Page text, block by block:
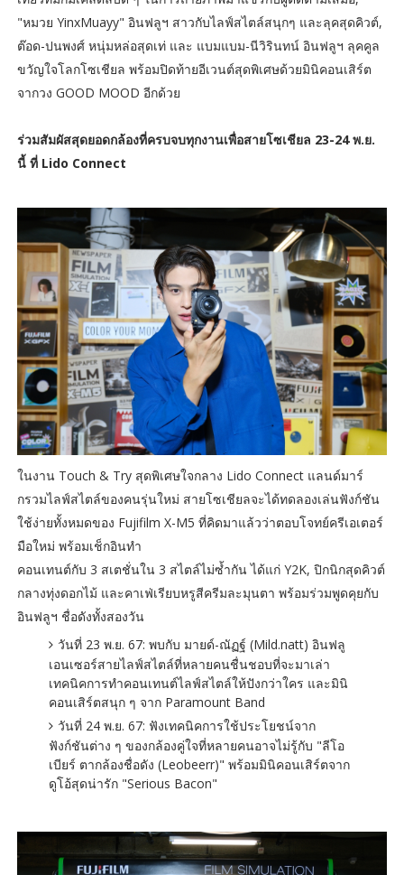
"หมวย YinxMuayy" อินฟลูฯ สาวกับไลฟ์สไตล์สนุกๆ และลุคสุดคิวต์,
ต๊อด-ปนพงศ์ หนุ่มหล่อสุดเท่ และ แบมแบม-นีวิรินทน์ อินฟลูฯ ลุคคูล
ขวัญใจโลกโซเชียล พร้อมปิดท้ายอีเวนต์สุดพิเศษด้วยมินิคอนเสิร์ต
จากวง GOOD MOOD อีกด้วย
ร่วมสัมผัสสุดยอดกล้องที่ครบจบทุกงานเพื่อสายโซเชียล 23-24 พ.ย.
นี้ ที่ Lido Connect
ในงาน Touch & Try สุดพิเศษใจกลาง Lido Connect แลนด์มาร์
กรวมไลฟ์สไตล์ของคนรุ่นใหม่ สายโซเชียลจะได้ทดลองเล่นฟังก์ชัน
ใช้ง่ายทั้งหมดของ Fujifilm X-M5 ที่คิดมาแล้วว่าตอบโจทย์ครีเอเตอร์
มือใหม่ พร้อมเช็กอินทำ
คอนเทนต์กับ 3 สเตชั่นใน 3 สไตล์ไม่ซ้ำกัน ได้แก่ Y2K, ปิกนิกสุดคิวต์
กลางทุ่งดอกไม้ และคาเฟ่เรียบหรูสีครีมละมุนตา พร้อมร่วมพูดคุยกับ
อินฟลูฯ ชื่อดังทั้งสองวัน
วันที่ 23 พ.ย. 67: พบกับ มายด์-ณัฏฐ์ (Mild.natt) อินฟลู
เอนเซอร์สายไลฟ์สไตล์ที่หลายคนชื่นชอบที่จะมาเล่า
เทคนิคการทำคอนเทนต์ไลฟ์สไตล์ให้ปังกว่าใคร และมินิ
คอนเสิร์ตสนุก ๆ จาก Paramount Band
วันที่ 24 พ.ย. 67: ฟังเทคนิคการใช้ประโยชน์จาก
ฟังก์ชันต่าง ๆ ของกล้องคู่ใจที่หลายคนอาจไม่รู้กับ "ลีโอ
เบียร์ ตากล้องชื่อดัง (Leobeerr)" พร้อมมินิคอนเสิร์ตจาก
ดูโอ้สุดน่ารัก "Serious Bacon"